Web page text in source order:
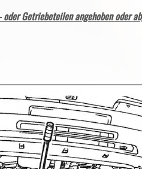
Getriebeteilen angehoben oder